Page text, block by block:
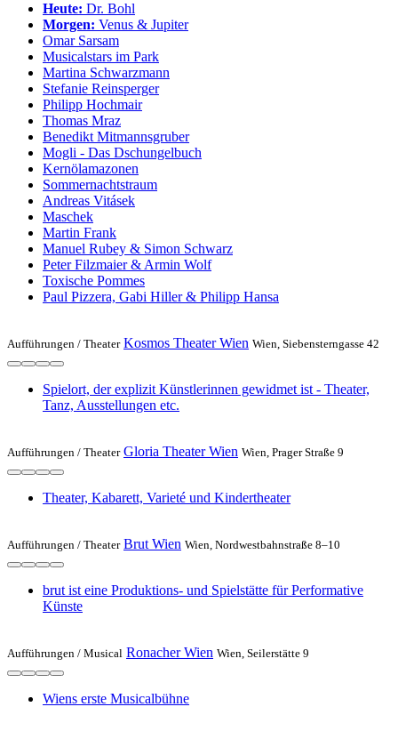
Heute: Dr. Bohl
Morgen: Venus & Jupiter
Omar Sarsam
Musicalstars im Park
Martina Schwarzmann
Stefanie Reinsperger
Philipp Hochmair
Thomas Mraz
Benedikt Mitmannsgruber
Mogli - Das Dschungelbuch
Kernölamazonen
Sommernachts­traum
Andreas Vitásek
Maschek
Martin Frank
Manuel Rubey & Simon Schwarz
Peter Filzmaier & Armin Wolf
Toxische Pommes
Paul Pizzera, Gabi Hiller & Philipp Hansa
Aufführungen / Theater Kosmos Theater Wien Wien, Siebensterngasse 42
Spielort, der explizit Künstlerinnen gewidmet ist - Theater,
Tanz, Ausstellungen etc.
Aufführungen / Theater Gloria Theater Wien Wien, Prager Straße 9
Theater, Kabarett, Varieté und Kindertheater
Aufführungen / Theater Brut Wien Wien, Nordwestbahnstraße 8–10
brut ist eine Produktions- und Spielstätte für Performative
Künste
Aufführungen / Musical Ronacher Wien Wien, Seilerstätte 9
Wiens erste Musicalbühne